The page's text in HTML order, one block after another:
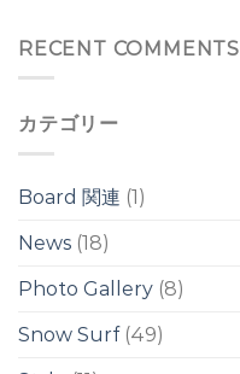
レ
イ
イ
ウ
台
ウ
ェ
は
小
ネ
台
風
号
影
は
明
RECENT COMMENTS
カテゴリー
Board 関連 (1)
News (18)
Photo Gallery (8)
Snow Surf(49)